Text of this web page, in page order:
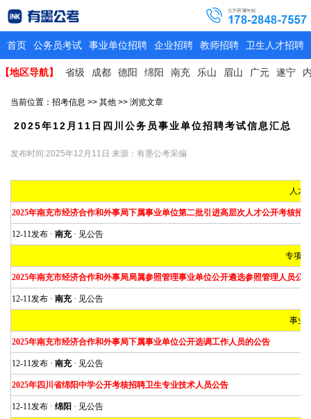
首页 公务员考试 事业单位招聘 企业招聘 教师招聘 卫生人才招聘
【地区导航】 省级 成都 德阳 绵阳 南充 乐山 眉山 广元 遂宁
当前位置： 招考信息 >> 其他 >> 浏览文章
2025年12月11日四川公务员事业单位招聘考试信息汇总
发布时间:2025年12月11日 来源：有墨公考采编
人才
2025年南充市经济合作和外事局下属事业单位第二批引进高层次人才公开考核招
12-11发布 · 南充· 见公告
专项
2025年南充市经济合作和外事局局属参照管理事业单位公开遴选参照管理人员公告
12-11发布 · 南充· 见公告
事业
2025年南充市经济合作和外事局下属事业单位公开选调工作人员的公告
12-11发布 · 南充· 见公告
2025年四川省绵阳中学公开考核招聘卫生专业技术人员公告
12-11发布 · 绵阳 · 见公告